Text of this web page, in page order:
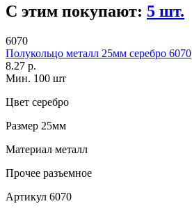
С этим покупают: 5 шт.
6070
Полукольцо металл 25мм серебро 6070
8.27 р.
Мин. 100 шт
Цвет серебро
Размер 25мм
Материал металл
Прочее разъемное
Артикул 6070